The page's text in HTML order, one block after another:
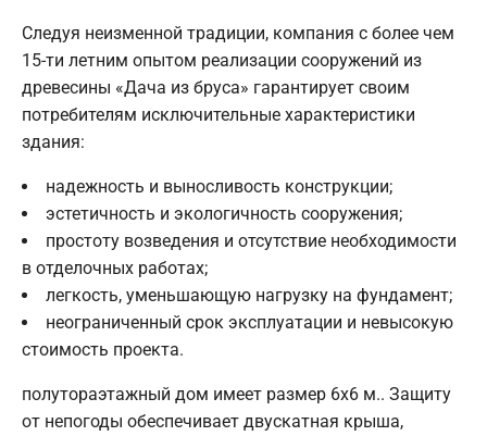
Следуя неизменной традиции, компания с более чем
15-ти летним опытом реализации сооружений из
древесины «Дача из бруса» гарантирует своим
потребителям исключительные характеристики
здания:
надежность и выносливость конструкции;
эстетичность и экологичность сооружения;
простоту возведения и отсутствие необходимости
в отделочных работах;
легкость, уменьшающую нагрузку на фундамент;
неограниченный срок эксплуатации и невысокую
стоимость проекта.
полутораэтажный дом имеет размер 6х6 м.. Защиту
от непогоды обеспечивает двускатная крыша,